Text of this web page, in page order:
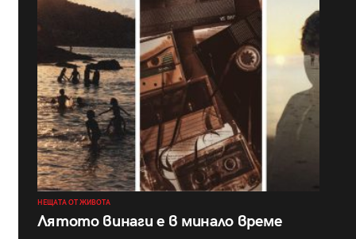
НЕЩАТА ОТ ЖИВОТА
Лятото винаги е в минало време